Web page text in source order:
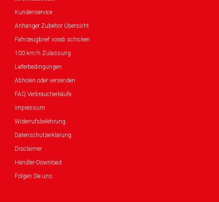
Kundenservice
Anhänger Zubehör Übersicht
Fahrzeugbrief vorab schicken
100 km/h Zulassung
Lieferbedingungen
Abholen oder versenden
FAQ Verbraucherkäufe
Impressum
Widerrufsbelehrung
Datenschutzerklärung
Disclaimer
Händler-Download
Folgen Sie uns